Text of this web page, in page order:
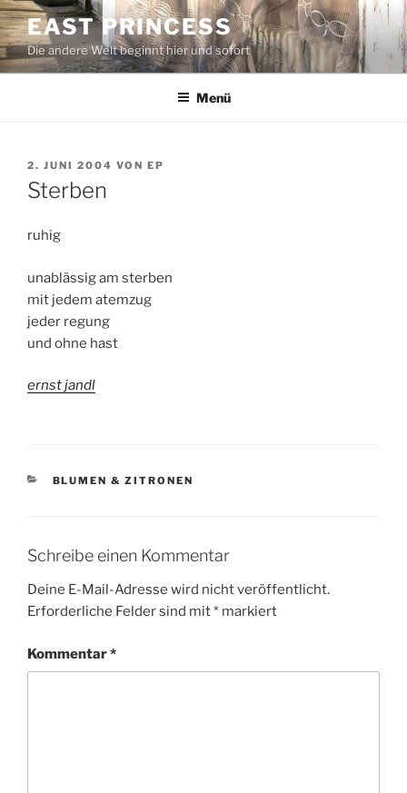
Zum
Inhalt
springen
EAST PRINCESS
Die andere Welt beginnt hier und sofort
Menü
VERÖFFENTLICHT
AM
2. JUNI 2004 VON EP
Sterben
ruhig
unablässig am sterben
mit jedem atemzug
jeder regung
und ohne hast
ernst jandl
KATEGORIEN
BLUMEN & ZITRONEN
Schreibe einen Kommentar
Deine E-Mail-Adresse wird nicht veröffentlicht.
Erforderliche Felder sind mit* markiert
Kommentar*